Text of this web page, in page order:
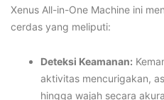
Xenus All-in-One Machine ini
cerdas yang meliputi:
Deteksi Keamanan:
aktivitas mencurigakan,
hingga wajah secara